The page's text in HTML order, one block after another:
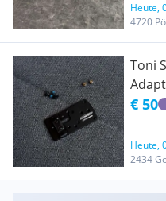
Heute,
4720
Toni
€ 50
Heute,
2434